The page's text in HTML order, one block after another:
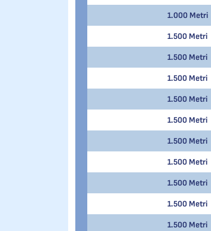
1.000 Metri
1.500 Metri
1.500 Metri
1.500 Metri
1.500 Metri
1.500 Metri
1.500 Metri
1.500 Metri
1.500 Metri
1.500 Metri
1.500 Metri